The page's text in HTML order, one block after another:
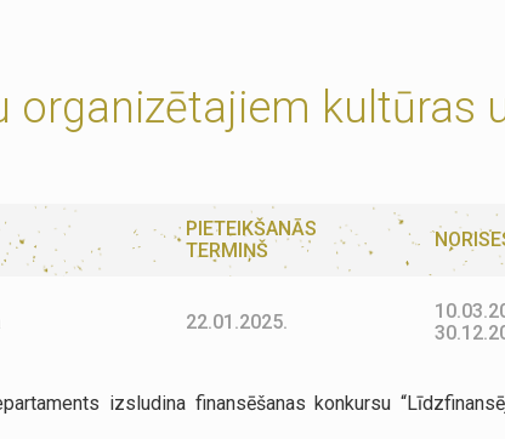
kultūras
PIETEIKŠANĀS
TERMIŅŠ
22.01.2025.
izsludina finansēšanas konkursu